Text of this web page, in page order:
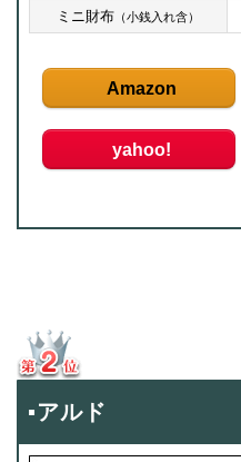
ミニ財布 （小銭入れ含）
Amazon
yahoo!
▪アルド